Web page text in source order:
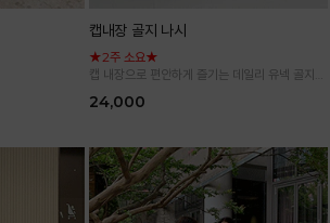
캡내장 골지 나시
★2주 소요★
캡 내장으로 편안하게 즐기는 데일리 유넥 골지
24,000